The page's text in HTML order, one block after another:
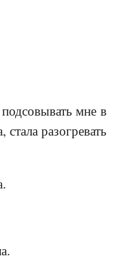
мне в
разогревать
козла.